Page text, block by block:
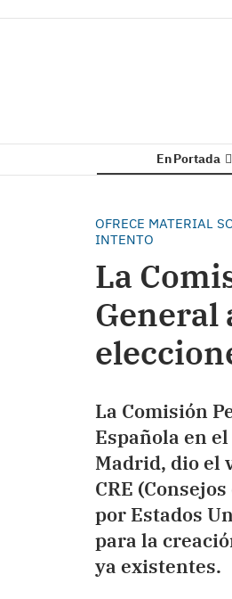
En Portada
OFRECE MATERIAL
INTENTO
La
General
La Comisión
Española en
Madrid, dio el
CRE
por Estados
para la
ya existentes.